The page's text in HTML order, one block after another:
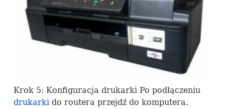
Krok 5: Konfiguracja drukarki Po podłączeniu
drukarkido routera przejdź do komputera.